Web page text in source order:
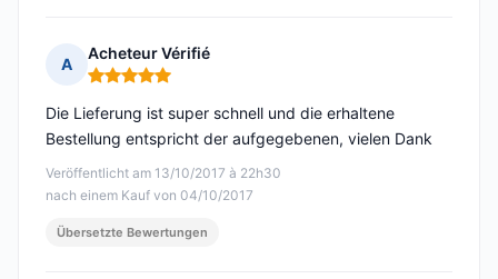
A
Acheteur Vérifié
Hinweis: 5 von 5
Veröffentlicht am 13/10/2017 à 22h30
nach einem Kauf von 04/10/2017
Die Lieferung ist super schnell und die erhaltene
Bestellung entspricht der aufgegebenen, vielen Dank
Übersetzte Bewertungen